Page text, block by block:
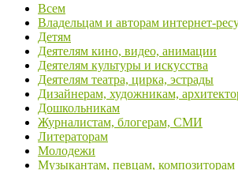
Всем
Владельцам и авторам интернет-
Детям
Деятелям кино, видео, анимации
Деятелям культуры и искусства
Деятелям театра, цирка, эстрады
Дизайнерам, художникам,
Дошкольникам
Журналистам, блогерам, СМИ
Литераторам
Молодежи
Музыкантам, певцам, композиторам